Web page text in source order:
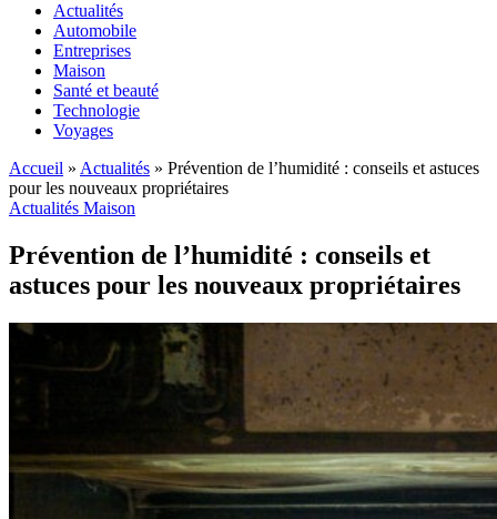
Actualités
Automobile
Entreprises
Maison
Santé et beauté
Technologie
Voyages
Accueil » Actualités » Prévention de l’humidité : conseils et astuces
pour les nouveaux propriétaires
Actualités Maison
Prévention de l’humidité : conseils et
astuces pour les nouveaux propriétaires